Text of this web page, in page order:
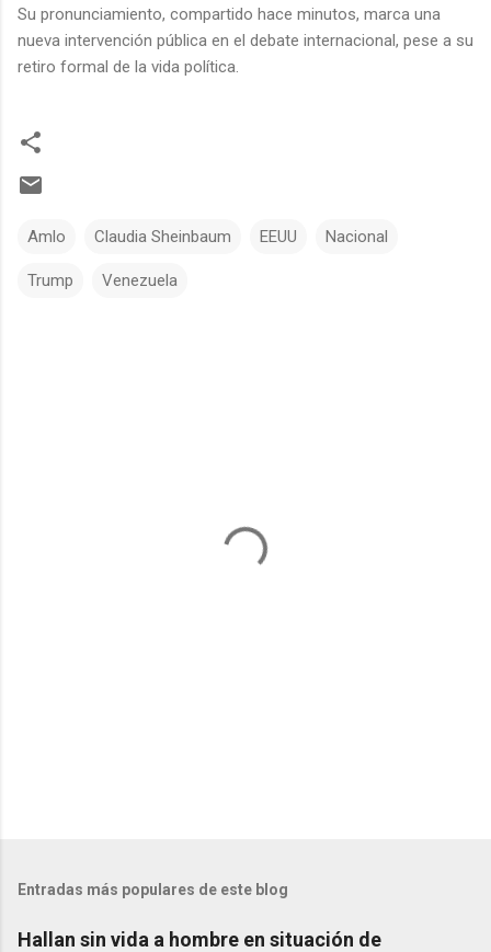
Su pronunciamiento, compartido hace minutos, marca una
nueva intervención pública en el debate internacional, pese a su
retiro formal de la vida política.
Amlo Claudia Sheinbaum EEUU Nacional
Trump Venezuela
Entradas más populares de este blog
Hallan sin vida a hombre en situación de